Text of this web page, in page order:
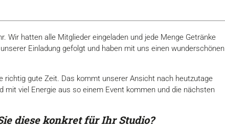
hatten alle Mitglieder eingeladen und jede Menge Getränke
Einladung gefolgt und haben mit uns einen wunderschönen
richtig gute Zeit. Das kommt unserer Ansicht nach heutzutage
viel Energie aus so einem Event kommen und die nächsten
diese konkret für Ihr Studio?